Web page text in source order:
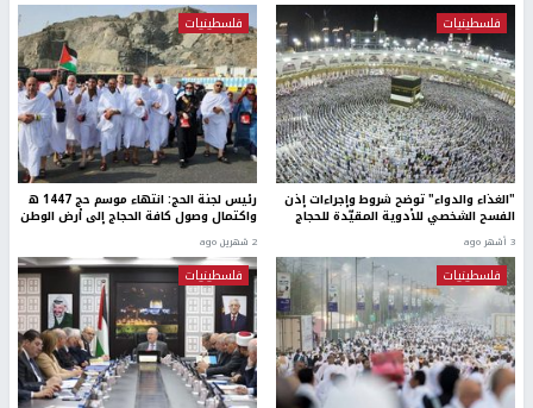
فلسطينيات
"الغذاء والدواء" توضح شروط وإجراءات إذن
الفسح الشخصي للأدوية المقيّدة للحجاج
3 أشهر ago
فلسطينيات
رئيس لجنة الحج: انتهاء موسم حج 1447 ه
واكتمال وصول كافة الحجاج إلى أرض الوطن
2 شهرين ago
فلسطينيات فلسطينيات